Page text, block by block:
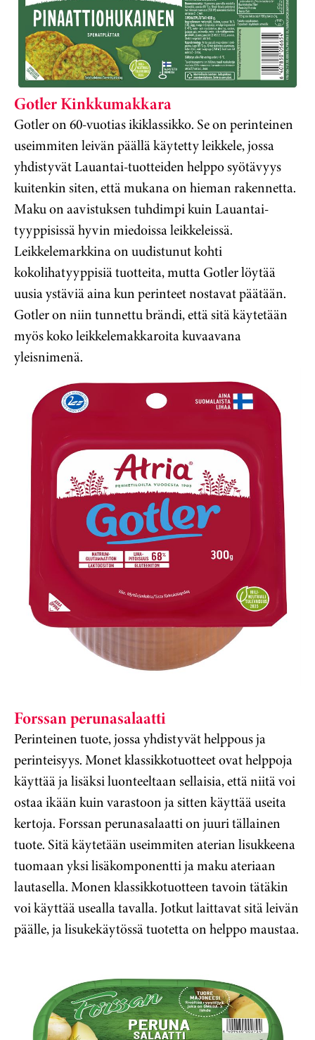
Gotler Kinkkumakkara
Gotler on 60-vuotias ikiklassikko. Se on perinteinen
useimmiten leivän päällä käytetty leikkele, jossa
yhdistyvät Lauantai-tuotteiden helppo syötävyys
kuitenkin siten, että mukana on hieman rakennetta.
Maku on aavistuksen tuhdimpi kuin Lauantai-
tyyppisissä hyvin miedoissa leikkeleissä.
Leikkelemarkkina on uudistunut kohti
kokolihatyyppisiä tuotteita, mutta Gotler löytää
uusia ystäviä aina kun perinteet nostavat päätään.
Gotler on niin tunnettu brändi, että sitä käytetään
myös koko leikkelemakkaroita kuvaavana
yleisnimenä.
Forssan perunasalaatti
Perinteinen tuote, jossa yhdistyvät helppous ja
perinteisyys. Monet klassikkotuotteet ovat helppoja
käyttää ja lisäksi luonteeltaan sellaisia, että niitä voi
ostaa ikään kuin varastoon ja sitten käyttää useita
kertoja. Forssan perunasalaatti on juuri tällainen
tuote. Sitä käytetään useimmiten aterian lisukkeena
tuomaan yksi lisäkomponentti ja maku ateriaan
lautasella. Monen klassikkotuotteen tavoin tätäkin
voi käyttää usealla tavalla. Jotkut laittavat sitä leivän
päälle, ja lisukekäytössä tuotetta on helppo maustaa.